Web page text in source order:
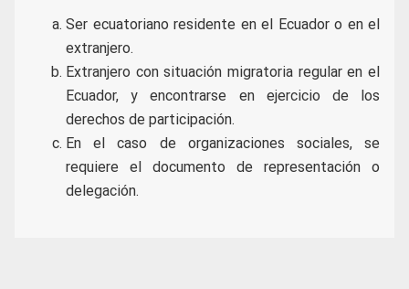
Ser ecuatoriano residente en el Ecuador o en el
extranjero.
Extranjero con situación migratoria regular en el
Ecuador, y encontrarse en ejercicio de los
derechos de participación.
En el caso de organizaciones sociales, se
requiere el documento de representación o
delegación.